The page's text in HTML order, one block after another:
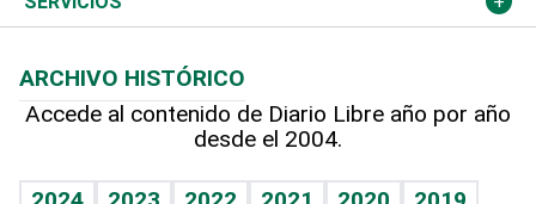
Hablando con el pediatra
Vida y familia
Línea de hit
TBT Deportivo
Hecho en casa
Guía del dinero
Cumpleaños
Horóscopos
ARCHIVO HISTÓRICO
Accede al contenido de Diario Libre año por año
desde el 2004.